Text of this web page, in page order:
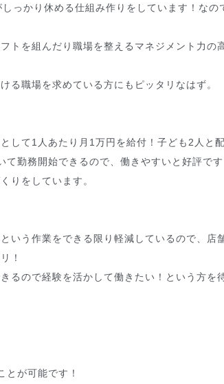
っかり休める仕組み作りをしています！なの
トを組んだり職場を整えるマネジメント力の
る職場を求めている方にもピッタリなはず。
して1人あたり月1万円を給付！子ども2人と
勤務開始できるので、働きやすいと好評です
りをしています。
いう作業をできる限り軽減しているので、店
！
るので経験を活かして働きたい！という方を
が可能です！